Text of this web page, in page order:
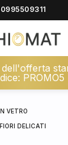
PROMO5
VETRO
DELICATI